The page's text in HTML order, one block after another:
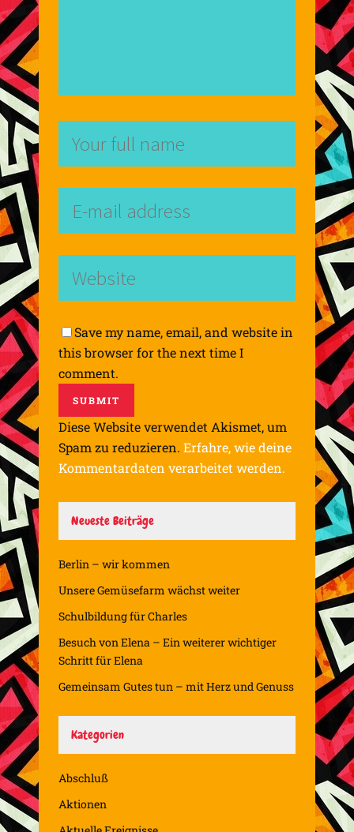
Save my name, email, and website in
this browser for the next time I
comment.
Diese Website verwendet Akismet, um
Spam zu reduzieren. Erfahre, wie deine
Kommentardaten verarbeitet werden.
Neueste Beiträge
Berlin – wir kommen
Unsere Gemüsefarm wächst weiter
Schulbildung für Charles
Besuch von Elena – Ein weiterer wichtiger
Schritt für Elena
Gemeinsam Gutes tun – mit Herz und Genuss
Kategorien
Abschluß
Aktionen